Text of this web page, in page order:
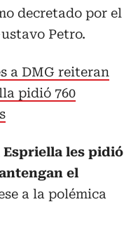
decretado por el
Petro.
a DMG reiteran
pidió 760
Espriella les pidió
el
a la polémica